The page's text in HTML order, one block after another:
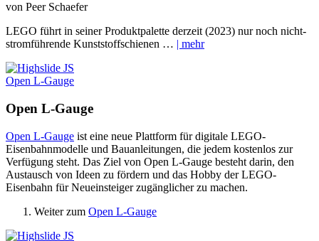
von Peer Schaefer
LEGO führt in seiner Produktpalette derzeit (2023) nur noch nicht-
stromführende Kunststoffschienen …
| mehr
Open L-Gauge
Open L-Gauge
Open L-Gauge ist eine neue Plattform für digitale LEGO-
Eisenbahnmodelle und Bauanleitungen, die jedem kostenlos zur
Verfügung steht. Das Ziel von Open L-Gauge besteht darin, den
Austausch von Ideen zu fördern und das Hobby der LEGO-
Eisenbahn für Neueinsteiger zugänglicher zu machen.
Weiter zum Open L-Gauge